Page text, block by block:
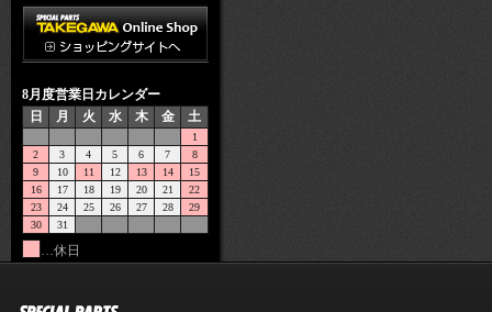
8月度営業日カレンダー
日
月 火 水 木 金 土
1
2
3 4 5 6 7
8
9
10 11 12 13 14
15
16
17 18 19 20 21
22
23
24 25 26 27 28
29
30
31
…休日